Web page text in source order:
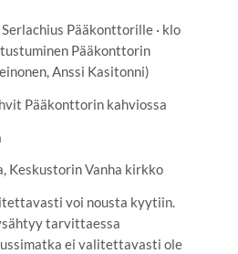
Pääkonttorille · klo
Pääkonttorin
Anssi Kasitonni)
Pääkonttorin kahviossa
Keskustorin Vanha kirkko
voi nousta kyytiin.
tarvittaessa
ei valitettavasti ole